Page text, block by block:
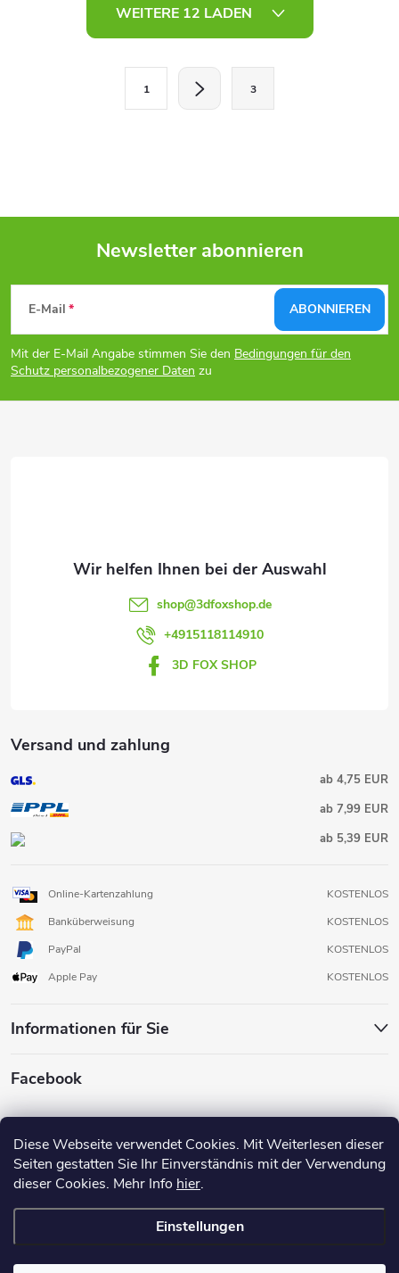
Diese Webseite verwendet Cookies. Mit Weiterlesen dieser
Seiten gestatten Sie Ihr Einverständnis mit der Verwendung
dieser Cookies. Mehr Info hier.
Einstellungen
mm.
e
e
m
e
n
e
WEITERE 12 LADEN
u
g
1 3
F
u
ß
Newsletter abonnieren
E-Mail
Mit der E-Mail Angabe stimmen Sie den Bedingungen für den
Schutz personalbezogener Daten zu
ABONNIEREN
Versand und zahlung
ab 4,75 EUR
ab 7,99 EUR
ab 5,39 EUR
Online-Kartenzahlung
KOSTENLOS
Banküberweisung
KOSTENLOS
PayPal
KOSTENLOS
Apple Pay
KOSTENLOS
Informationen für Sie
Facebook
shop@3dfoxshop.de
+4915118114910
3D FOX SHOP